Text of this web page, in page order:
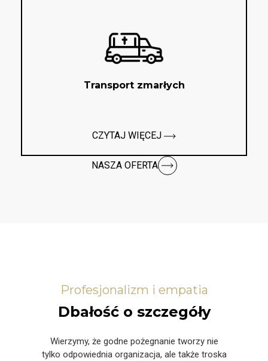
Transport zmarłych
CZYTAJ WIĘCEJ
NASZA OFERTA
Profesjonalizm i empatia
Dbałość o szczegóły
Wierzymy, że godne pożegnanie tworzy nie
tylko odpowiednia organizacja, ale także troska